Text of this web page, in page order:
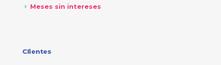
Meses sin intereses
Clientes